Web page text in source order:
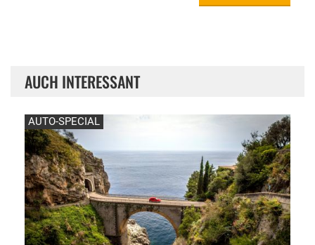
AUCH INTERESSANT
AUTO-SPECIAL